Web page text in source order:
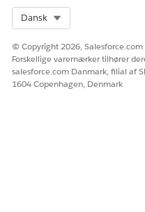
Dansk
© Copyright 2026,
Forskellige varemærker tilhører
salesforce.com Danmark, filial af
1604 Copenhagen, Denmark